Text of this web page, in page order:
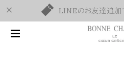
LINEのお友達追加